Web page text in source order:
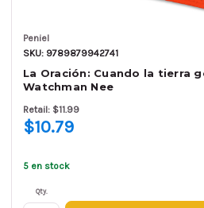
Peniel
SKU: 9789879942741
La Oración: Cuando la tierra
Watchman Nee
Retail: $11.99
$10.79
5 en stock
Qty.